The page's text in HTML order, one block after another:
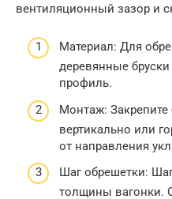
вентиляционный зазор и
Материал: Для
деревянные
профиль.
Монтаж: Закрепите
вертикально или
от направления
Шаг обрешетки:
толщины вагонки.